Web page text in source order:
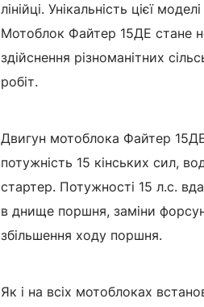
лінійці. Унікальність цієї
Мотоблок Файтер 15ДЕ стане
здійснення різноманітних
робіт.
Двигун мотоблока Файтер
потужність 15 кінських сил,
стартер. Потужності 15 л.с.
в днище поршня, заміни
збільшення ходу поршня.
Як і на всіх мотоблоках